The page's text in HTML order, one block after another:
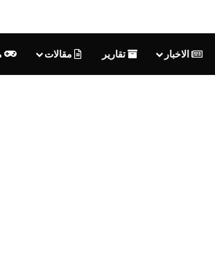
الاخبار تقارير مقالات